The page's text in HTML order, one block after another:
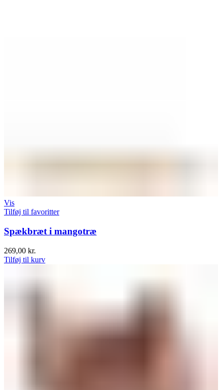
Vis
Tilføj til favoritter
Spækbræt i mangotræ
269,00 kr.
Tilføj til kurv